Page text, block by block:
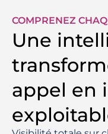
COMPRENEZ
Une
appel en